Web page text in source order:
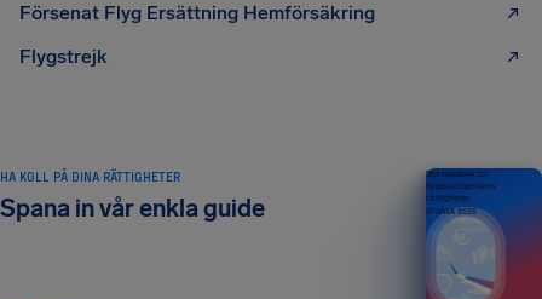
Försenat Flyg Ersättning Hemförsäkring
Flygstrejk
HA KOLL PÅ DINA RÄTTIGHETER
Spana in vår enkla guide
Din handbok till
flygpassagerares
rättigheter
UTGÅVA 2026